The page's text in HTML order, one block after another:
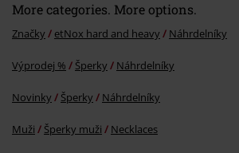
More categories. More options.
Značky etNox hard and heavy Náhrdelníky
Výprodej % Šperky Náhrdelníky
Novinky Šperky Náhrdelníky
Muži Šperky muži Necklaces